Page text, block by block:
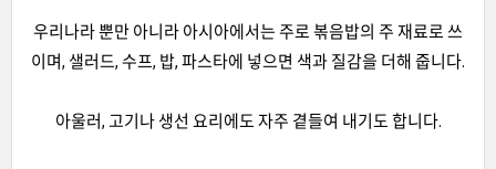
우리나라 뿐만 아니라 아시아에서는 주로 볶음밥의 주 재료로 쓰
이며, 샐러드, 수프, 밥, 파스타에 넣으면 색과 질감을 더해 줍니다.
아울러, 고기나 생선 요리에도 자주 곁들여 내기도 합니다.